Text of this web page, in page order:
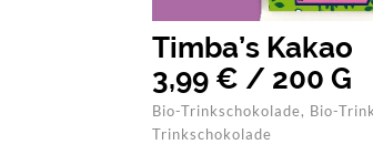
Timba’s Kakao
3,99 € / 200 G
Bio-Trinkschokolade, Bio-
Trinkschokolade